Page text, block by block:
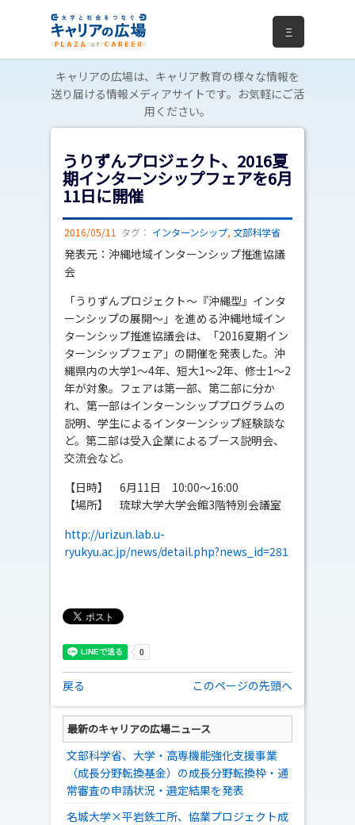
Ξ
キャリアの広場は、キャリア教育の様々な情報を
送り届ける情報メディアサイトです。お気軽にご活
用ください。
うりずんプロジェクト、2016夏
期インターンシップフェアを6月
11日に開催
2016/05/11 タグ： インターンシップ, 文部科学省
発表元：沖縄地域インターンシップ推進協議
会
「うりずんプロジェクト～『沖縄型』インタ
ーンシップの展開～」を進める沖縄地域イン
ターンシップ推進協議会は、「2016夏期イン
ターンシップフェア」の開催を発表した。沖
縄県内の大学1～4年、短大1～2年、修士1～2
年が対象。フェアは第一部、第二部に分か
れ、第一部はインターンシッププログラムの
説明、学生によるインターンシップ経験談な
ど。第二部は受入企業によるブース説明会、
交流会など。
【日時】 6月11日 10:00～16:00
【場所】 琉球大学大学会館3階特別会議室
http://urizun.lab.u-
ryukyu.ac.jp/news/detail.php?news_id=281
戻る このページの先頭へ
最新のキャリアの広場ニュース
文部科学省、大学・高専機能強化支援事業
（成長分野転換基金）の成長分野転換枠・通
常審査の申請状況・選定結果を発表
名城大学×平岩鉄工所、協業プロジェクト成